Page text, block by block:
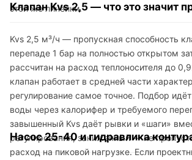
этой же линейки.
Клапан Kvs 2,5 — что это значит
Kvs 2,5 м³/ч — пропускная способность
перепаде 1 бар на полностью открытом
рассчитан на расход теплоносителя до
клапан работает в средней части
регулирование самое точное. Подбор
воды через калорифер и требуемого
завышенный Kvs даёт рывки и «шаги»
регулирования, заниженный — не
расход на пиковой нагрузке. Если
Насос 25-40 и гидравлика